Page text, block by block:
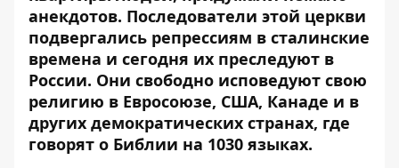
анекдотов. Последователи этой церкви
подвергались репрессиям в сталинские
времена и сегодня их преследуют в
России. Они свободно исповедуют свою
религию в Евросоюзе, США, Канаде и в
других демократических странах, где
говорят о Библии на 1030 языках.